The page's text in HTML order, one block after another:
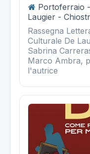
Portoferraio
Laugier -
Rassegna
Culturale De
Sabrina
Marco Ambra,
l'autrice